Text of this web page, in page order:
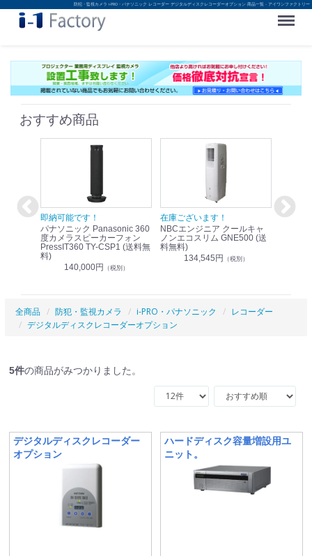
防犯・監視カメラ i-PRO・パナソニック レコーダー デジタルディスクレコーダーオプション 商品一覧 - アイワンファクトリー
Menu
おすすめ商品
即納可能です！
パナソニック Panasonic 360
度カメラスピーカーフォン
PressIT360 TY-CSP1 (送料無
料)
140,000円 （税別）
在庫ございます！
NBCエンジニア クールキャ
ノンエコスリム GNE500 (送
料無料)
134,545円 （税別）
即納可
全商品 防犯・監視カメラ i-PRO・パナソニック
レコーダー
デジタルディスクレコーダーオプション
5件の商品がみつかりました。
デジタルディスクレコーダー
オプション
ハードディスク容量増設用ユ
ニット。